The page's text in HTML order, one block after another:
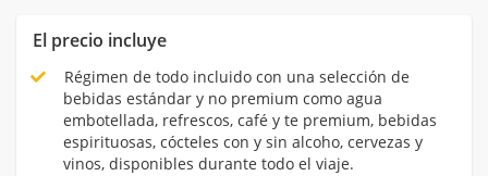
El precio incluye
Régimen de todo incluido con una selección de
bebidas estándar y no premium como agua
embotellada, refrescos, café y te premium, bebidas
espirituosas, cócteles con y sin alcoho, cervezas y
vinos, disponibles durante todo el viaje.